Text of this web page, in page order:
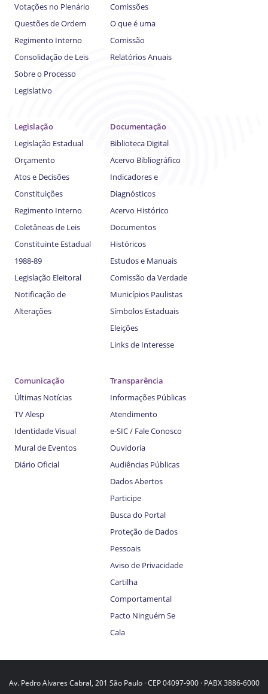
Votações no Plenário
Questões de Ordem
Regimento Interno
Consolidação de Leis
Sobre o Processo
Legislativo
Comissões
O que é uma
Comissão
Relatórios Anuais
Legislação
Legislação Estadual
Orçamento
Atos e Decisões
Constituições
Regimento Interno
Coletâneas de Leis
Constituinte Estadual
1988-89
Legislação Eleitoral
Notificação de
Alterações
Documentação
Biblioteca Digital
Acervo Bibliográfico
Indicadores e
Diagnósticos
Acervo Histórico
Documentos
Históricos
Estudos e Manuais
Comissão da Verdade
Municípios Paulistas
Símbolos Estaduais
Eleições
Links de Interesse
Comunicação
Últimas Notícias
TV Alesp
Identidade Visual
Mural de Eventos
Diário Oficial
Transparência
Informações Públicas
Atendimento
e-SIC / Fale Conosco
Ouvidoria
Audiências Públicas
Dados Abertos
Participe
Busca do Portal
Proteção de Dados
Pessoais
Aviso de Privacidade
Cartilha
Comportamental
Pacto Ninguém Se
Cala
Av. Pedro Alvares Cabral, 201 São Paulo · CEP 04097-900 · PABX 3886-6000